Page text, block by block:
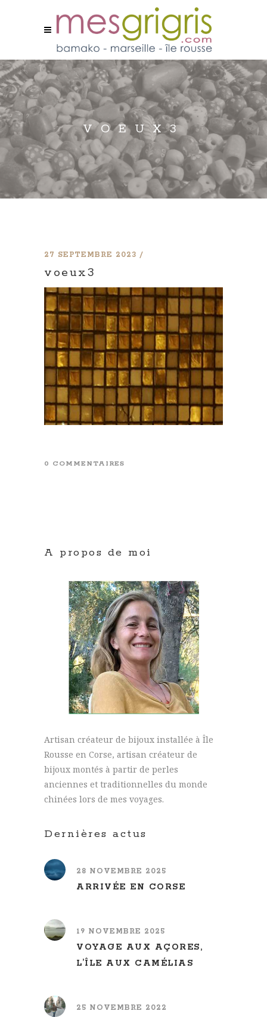
VOEUX3
27 SEPTEMBRE 2023
voeux3
0 COMMENTAIRES
A propos de moi
Artisan créateur de bijoux installée à Île
Rousse en Corse, artisan créateur de
bijoux montés à partir de perles
anciennes et traditionnelles du monde
chinées lors de mes voyages.
Dernières actus
28 NOVEMBRE 2025
ARRIVÉE EN CORSE
19 NOVEMBRE 2025
VOYAGE AUX AÇORES,
L’ÎLE AUX CAMÉLIAS
25 NOVEMBRE 2022